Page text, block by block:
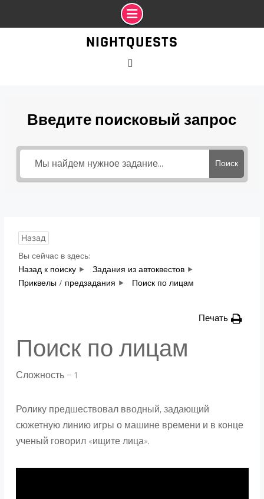
NIGHTQUESTS
Введите поисковый запрос
Поиск
Назад
Вы сейчас в здесь:
Назад к поиску
Задания из автоквестов
Приквелы / предзадания
Поиск по лицам
Печать
Поиск по лицам
Сложность — 1
Ролику предшествовал вводный, задающий
сюжетную линию игры о машине времени и в конце
ученый говорил «ищите лица».